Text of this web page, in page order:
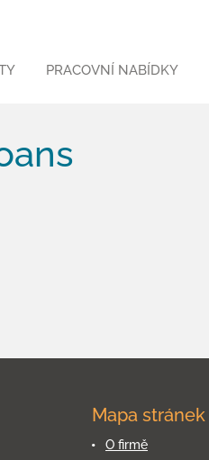
PRACOVNÍ NABÍDKY
Mapa stránek
O firmě